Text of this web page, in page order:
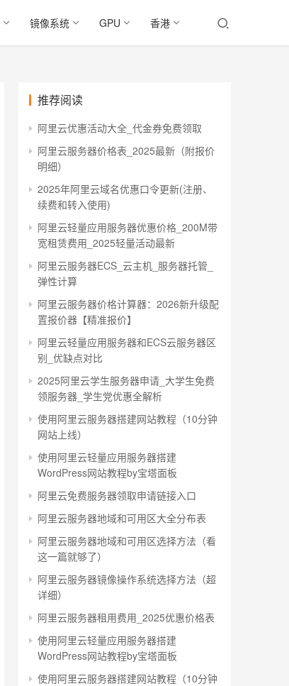
镜像系统 GPU 香港
推荐阅读
阿里云优惠活动大全_代金券免费领取
阿里云服务器价格表_2025最新（附报价
明细）
2025年阿里云域名优惠口令更新(注册、
续费和转入使用)
阿里云轻量应用服务器优惠价格_200M带
宽租赁费用_2025轻量活动最新
阿里云服务器ECS_云主机_服务器托管_
弹性计算
阿里云服务器价格计算器：2026新升级配
置报价器【精准报价】
阿里云轻量应用服务器和ECS云服务器区
别_优缺点对比
2025阿里云学生服务器申请_大学生免费
领服务器_学生党优惠全解析
使用阿里云服务器搭建网站教程（10分钟
网站上线）
使用阿里云轻量应用服务器搭建
WordPress网站教程by宝塔面板
阿里云免费服务器领取申请链接入口
阿里云服务器地域和可用区大全分布表
阿里云服务器地域和可用区选择方法（看
这一篇就够了）
阿里云服务器镜像操作系统选择方法（超
详细）
阿里云服务器租用费用_2025优惠价格表
使用阿里云轻量应用服务器搭建
WordPress网站教程by宝塔面板
使用阿里云服务器搭建网站教程（10分钟